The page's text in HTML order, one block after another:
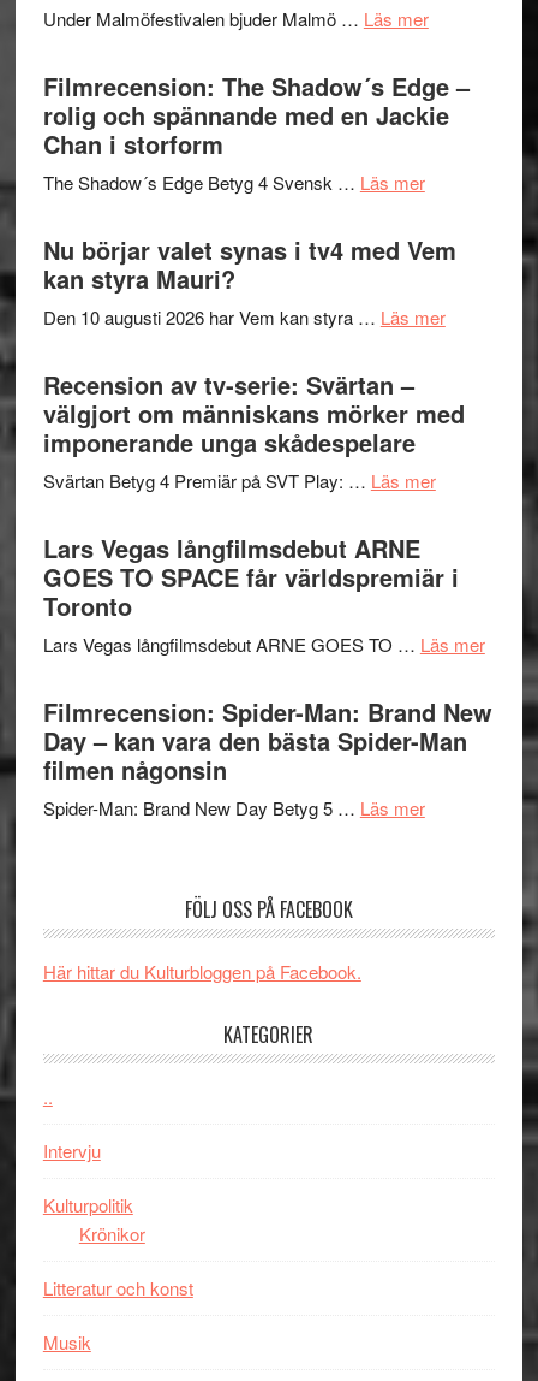
Pöntinen
avslutar
Under Malmöfestivalen bjuder Malmö … Läs merom
in
till
och
Filmrecension: The Shadow´s Edge –
rolig och spännande med en Jackie
Chan i storform
The Shadow´s Edge Betyg 4 Svensk … Läs merom
Shadow
Edge
och
en
i
Nu börjar valet synas i tv4 med Vem
kan styra Mauri?
Den 10 augusti 2026 har Vem kan styra … Läs merom
valet
synas
kan
Recension av tv-serie: Svärtan –
välgjort om människans mörker med
imponerande unga skådespelare
Svärtan Betyg 4 Premiär på SVT Play: … Läs merom
tv-
serie:
–
om
människans
Lars Vegas långfilmsdebut ARNE
GOES TO SPACE får världspremiär i
Toronto
Lars Vegas långfilmsdebut ARNE GOES TO … Läs merom
Vegas
GOES
i
Filmrecension: Spider-Man: Brand New
Day – kan vara den bästa Spider-Man
filmen någonsin
Spider-Man: Brand New Day Betyg 5 … Läs merom
vara
FÖLJ OSS PÅ FACEBOOK
Här hittar du Kulturbloggen på Facebook.
KATEGORIER
..
Intervju
Kulturpolitik
Krönikor
Litteratur och konst
Musik